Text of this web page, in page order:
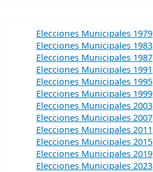
Elecciones Municipales 1979
Elecciones Municipales 1983
Elecciones Municipales 1987
Elecciones Municipales 1991
Elecciones Municipales 1995
Elecciones Municipales 1999
Elecciones Municipales 2003
Elecciones Municipales 2007
Elecciones Municipales 2011
Elecciones Municipales 2015
Elecciones Municipales 2019
Elecciones Municipales 2023